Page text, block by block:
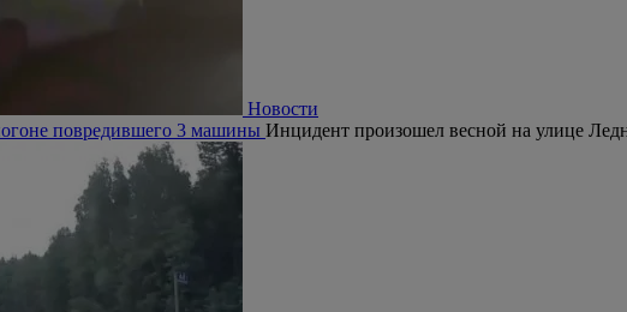
Новости
повредившего 3 машины Инцидент произошел весной на улице